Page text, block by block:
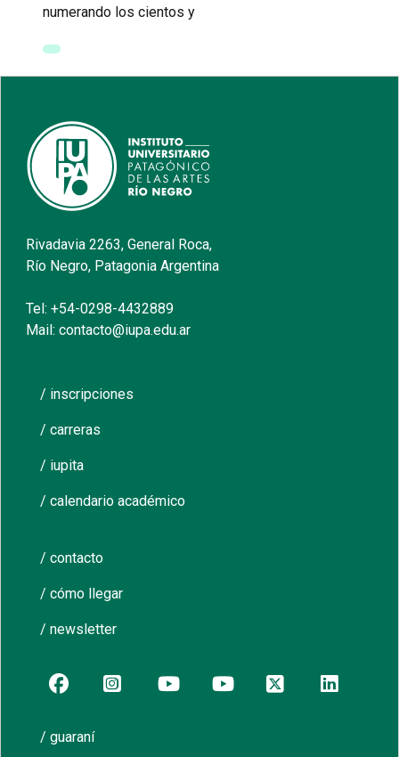
numerando los cientos y
Rivadavia 2263, General Roca,
Río Negro, Patagonia Argentina
Tel: +54-0298-4432889
Mail: contacto@iupa.edu.ar
/ inscripciones
/ carreras
/ iupita
/ calendario académico
/ contacto
/ cómo llegar
/ newsletter
/ guaraní